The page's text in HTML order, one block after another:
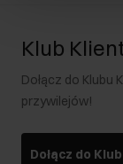
Klub
Dołącz do
przywilejów!
Dołącz do